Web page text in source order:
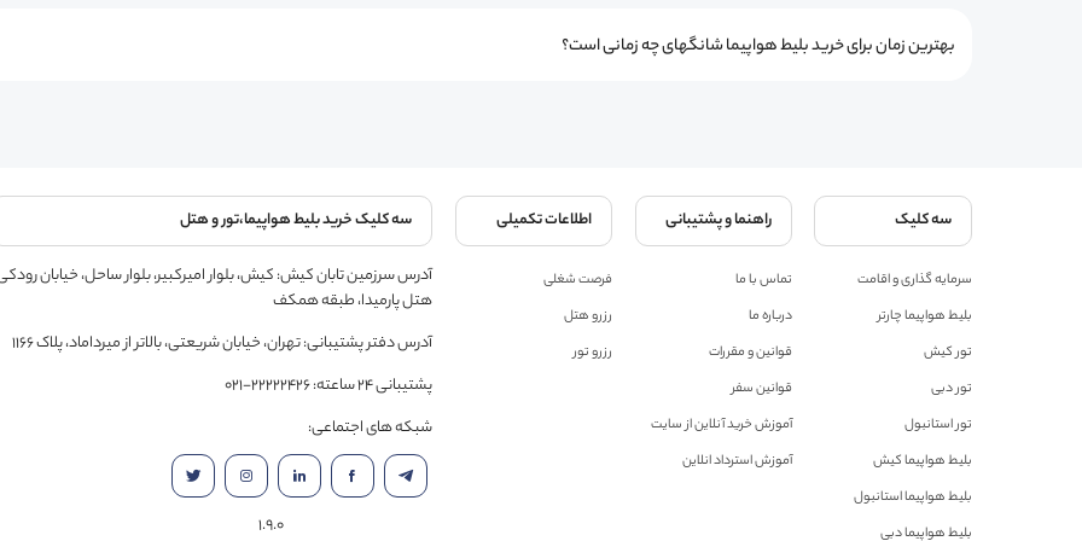
بهترین زمان برای خرید بلیط هواپیما شانگهای چه زمانی است؟
سه کلیک
سرمایه گذاری و اقامت
بلیط هواپیما چارتر
تور کیش
تور دبی
تور استانبول
بلیط هواپیما کیش
بلیط هواپیما استانبول
بلیط هواپیما دبی
راهنما و پشتیبانی
تماس با ما
درباره ما
قوانین و مقررات
قوانین سفر
آموزش خرید آنلاین از سایت
آموزش استرداد انلاین
اطلاعات تکمیلی
فرصت شغلی
رزرو هتل
رزرو تور
سه کلیک خرید بلیط هواپیما،تور و هتل
آدرس سرزمین تابان کیش: کیش، بلوار امیرکبیر، بلوار ساحل، خیابان
هتل پارمیدا، طبقه همکف
آدرس دفتر پشتیبانی: تهران، خیابان شریعتی، بالاتر از میرداماد، پلاک 1166
پشتیبانی 24 ساعته: 22222426-021
شبکه های اجتماعی:
1.9.0